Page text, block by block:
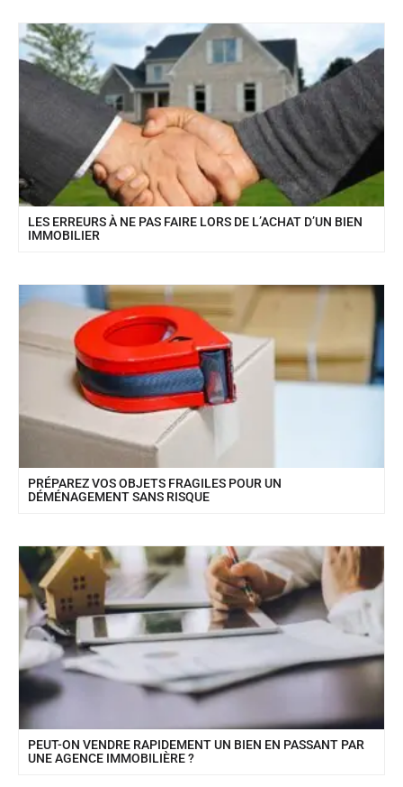
LES ERREURS À NE PAS FAIRE LORS DE L’ACHAT D’UN BIEN
IMMOBILIER
PRÉPAREZ VOS OBJETS FRAGILES POUR UN
DÉMÉNAGEMENT SANS RISQUE
PEUT-ON VENDRE RAPIDEMENT UN BIEN EN PASSANT PAR
UNE AGENCE IMMOBILIÈRE ?